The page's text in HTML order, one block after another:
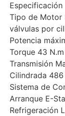
Especificación
Tipo de Motor
válvulas por
Potencia
Torque 43
Transmisión
Cilindrada
Sistema de
Arranque E-
Refrigeración